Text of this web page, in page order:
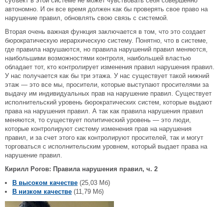
автономно. И он все время должен как бы проверять свое право на
нарушение правил, обновлять свою связь с системой.
Вторая очень важная функция заключается в том, что это создает
бюрократическую иерархическую систему. Понятно, что в системе,
где правила нарушаются, но правила нарушений правил меняются,
наибольшими возможностями контроля, наибольшей властью
обладает тот, кто контролирует изменения правил нарушения правил.
У нас получается как бы три этажа. У нас существует такой нижний
этаж — это все мы, просители, которые выступают просителями за
выдачу им индивидуальных прав на нарушение правил. Существует
исполнительский уровень бюрократических систем, которые выдают
права на нарушения правил. А так как правила нарушения правил
меняются, то существует политический уровень — это люди,
которые контролируют систему изменения прав на нарушения
правил, и за счет этого как контролируют просителей, так и могут
торговаться с исполнительским уровнем, который выдает права на
нарушение правил.
Кирилл Рогов: Правила нарушения правил, ч. 2
В высоком качестве (25,03 Мб)
В низком качестве (11,79 Мб)